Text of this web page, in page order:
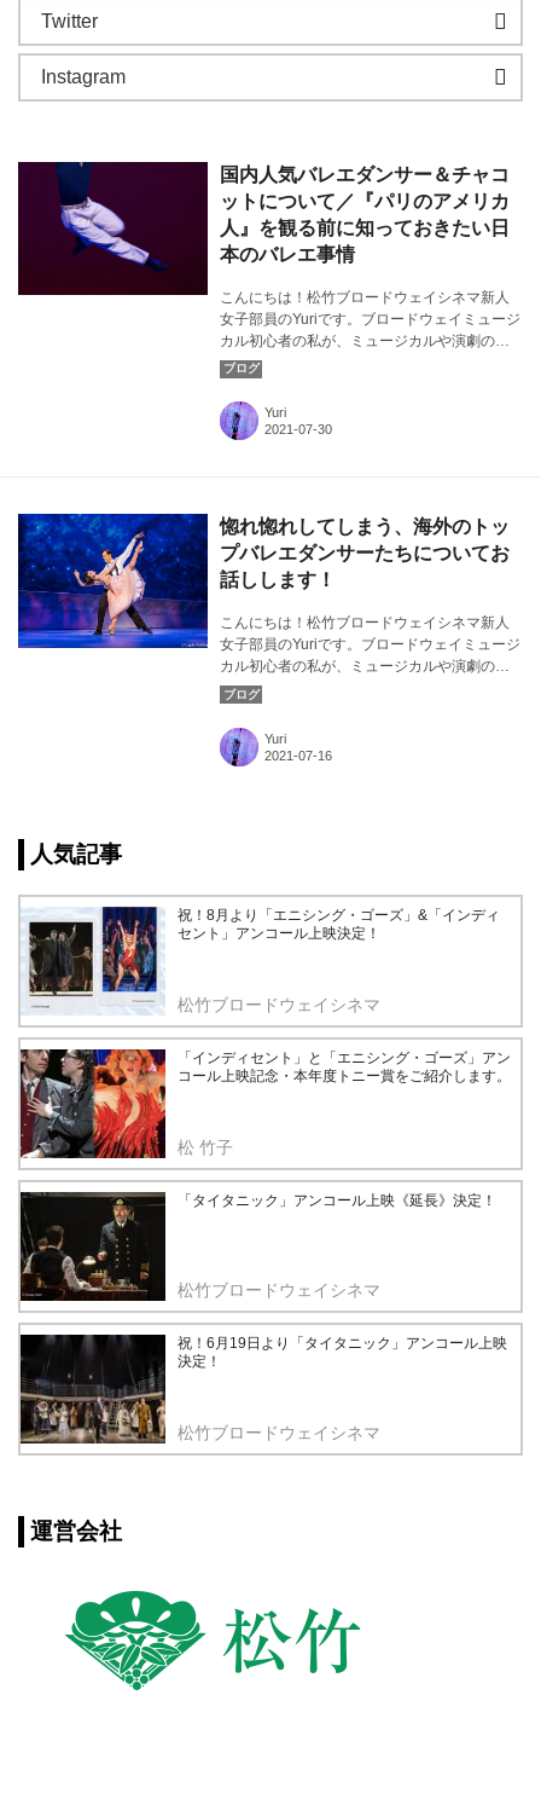
Twitter
Instagram
国内人気バレエダンサー＆チャコ
ットについて／『パリのアメリカ
人』を観る前に知っておきたい日
本のバレエ事情
こんにちは！松竹ブロードウェイシネマ新人
女子部員のYuriです。ブロードウェイミュージ
カル初心者の私が、ミュージカルや演劇の素
晴らしさについて気ままに発信！今回は、国
内で人気を集めるバレエダンサーと日本のバ
レエ・ダンス用品ブランド『チャコット』に
ついてお話ししたいと思います。カバー画
Yuri
惚れ惚れしてしまう、海外のトッ
プバレエダンサーたちについてお
話しします！
こんにちは！松竹ブロードウェイシネマ新人
女子部員のYuriです。ブロードウェイミュージ
カル初心者の私が、ミュージカルや演劇の素
晴らしさについて気ままに発信！今回は、見
エダンサーたちについてお話ししたいと思い
ます。カバー画像：ⒸAngela Sterling
Yuri
人気記事
祝！8月より「エニシング・ゴーズ」&「インディ
セント」アンコール上映決定！
松竹ブロードウェイシネマ
「インディセント」と「エニシング・ゴーズ」アン
コール上映記念・本年度トニー賞をご紹介します。
松 竹子
「タイタニック」アンコール上映《延長》決定！
松竹ブロードウェイシネマ
祝！6月19日より「タイタニック」アンコール上映
決定！
松竹ブロードウェイシネマ
運営会社